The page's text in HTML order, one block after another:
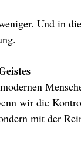
Und in
wir die
mit der